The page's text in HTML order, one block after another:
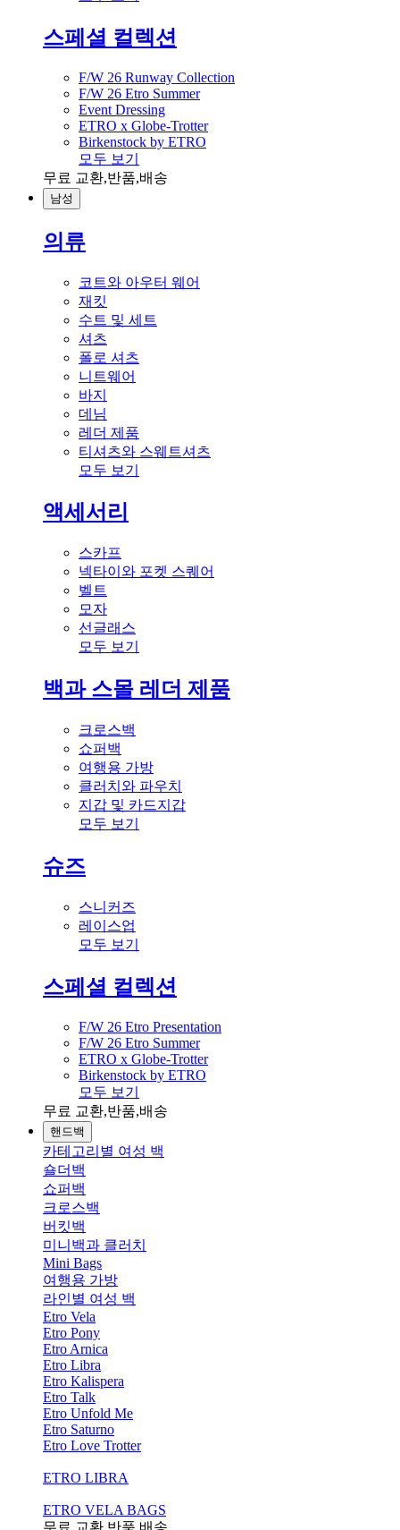
스페셜 컬렉션
F/W 26 Runway Collection
F/W 26 Etro Summer
Event Dressing
ETRO x Globe-Trotter
Birkenstock by ETRO
모두 보기
무료 교환,반품,배송
남성
의류
코트와 아우터 웨어
재킷
수트 및 세트
셔츠
폴로 셔츠
니트웨어
바지
데님
레더 제품
티셔츠와 스웨트셔츠
모두 보기
액세서리
스카프
넥타이와 포켓 스퀘어
벨트
모자
선글래스
모두 보기
백과 스몰 레더 제품
크로스백
쇼퍼백
여행용 가방
클러치와 파우치
지갑 및 카드지갑
모두 보기
슈즈
스니커즈
레이스업
모두 보기
스페셜 컬렉션
F/W 26 Etro Presentation
F/W 26 Etro Summer
ETRO x Globe-Trotter
Birkenstock by ETRO
모두 보기
무료 교환,반품,배송
핸드백
카테고리별 여성 백
숄더백
쇼퍼백
크로스백
버킷백
미니백과 클러치
Mini Bags
여행용 가방
라인별 여성 백
Etro Vela
Etro Pony
Etro Arnica
Etro Libra
Etro Kalispera
Etro Talk
Etro Unfold Me
Etro Saturno
Etro Love Trotter
ETRO LIBRA
ETRO VELA BAGS
무료 교환,반품,배송